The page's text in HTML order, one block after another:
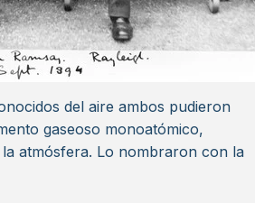
del aire ambos pudieron
gaseoso monoatómico,
atmósfera. Lo nombraron con la